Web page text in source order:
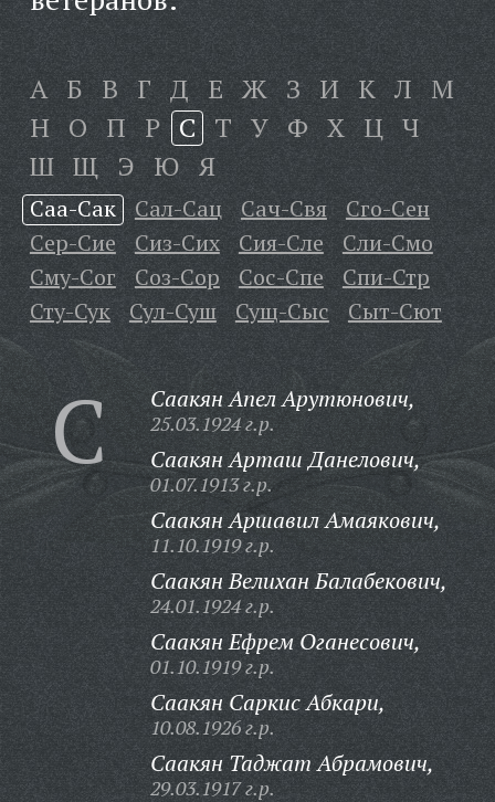
А Б В Г Д Е Ж З И К Л М
Н О П Р С Т У Ф Х Ц Ч
Ш Щ Э Ю Я
Саа-Сак Сал-Сац Сач-Свя
Сго-Сен
Сер-Сие
Сиз-Сих Сия-Сле
Сли-Смо
Сму-Сог
Соз-Сор Сос-Спе
Спи-Стр
Сту-Сук
Сул-Суш Сущ-Сыс Сыт-Сют
С Саакян Апел Арутюнович,
25.03.1924 г.р.
Саакян Арташ Данелович,
01.07.1913 г.р.
Саакян Аршавил Амаякович,
11.10.1919 г.р.
Саакян Велихан Балабекович,
24.01.1924 г.р.
Саакян Ефрем Оганесович,
01.10.1919 г.р.
Саакян Саркис Абкари,
10.08.1926 г.р.
Саакян Таджат Абрамович,
29.03.1917 г.р.